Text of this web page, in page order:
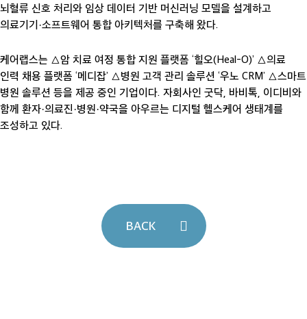
뇌혈류 신호 처리와 임상 데이터 기반 머신러닝 모델을 설계하고
의료기기·소프트웨어 통합 아키텍처를 구축해 왔다.
케어랩스는 △암 치료 여정 통합 지원 플랫폼 ‘힐오(Heal-O)’ △의료
인력 채용 플랫폼 ‘메디잡’ △병원 고객 관리 솔루션 ‘우노 CRM’ △스마트
병원 솔루션 등을 제공 중인 기업이다. 자회사인 굿닥, 바비톡, 이디비와
함께 환자·의료진·병원·약국을 아우르는 디지털 헬스케어 생태계를
조성하고 있다.
BACK